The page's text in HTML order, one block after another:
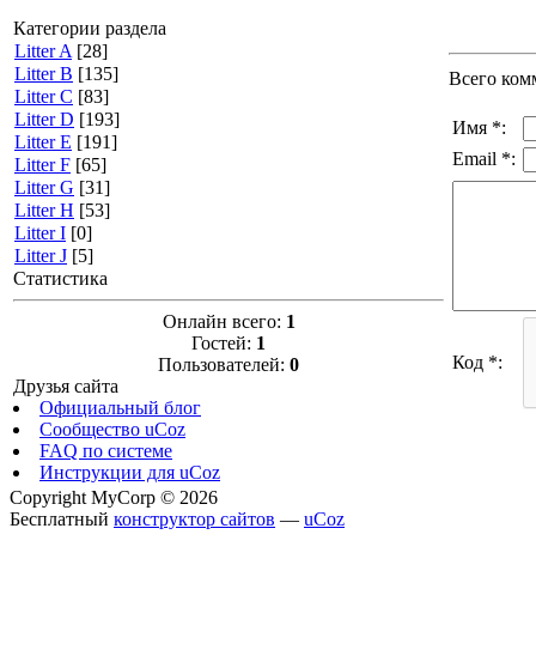
Категории раздела
Litter A [28]
Litter B [135]
Litter C [83]
Litter D [193]
Litter E [191]
Litter F [65]
Litter G [31]
Litter H [53]
Litter I [0]
Litter J [5]
Статистика
Онлайн всего: 1
Гостей: 1
Пользователей: 0
Друзья сайта
Официальный блог
Сообщество uCoz
FAQ по системе
Инструкции для uCoz
Всего
Имя *:
Email *:
Код *:
Copyright MyCorp © 2026
Бесплатный конструктор сайтов — uCoz